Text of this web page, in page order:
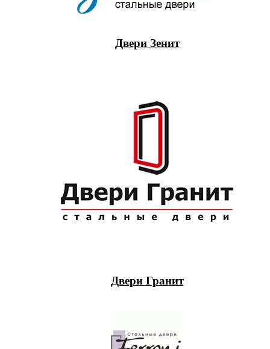
Двери Зенит
Двери Гранит